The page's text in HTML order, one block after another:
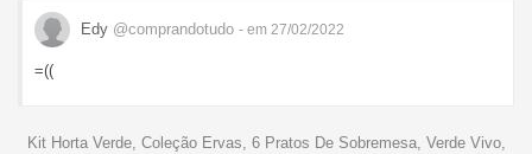
Edy @comprandotudo - em 27/02/2022
=((
Kit Horta Verde, Coleção Ervas, 6 Pratos De Sobremesa, Verde Vivo,